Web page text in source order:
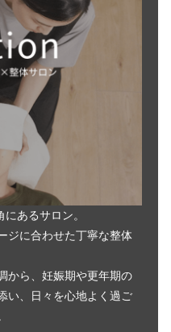
あるサロン。
ジに合わせた丁寧な整体
から、妊娠期や更年期の
い、日々を心地よく過ご